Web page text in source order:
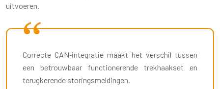
uitvoeren.
Correcte CAN‑integratie maakt het verschil tussen
een betrouwbaar functionerende trekhaakset en
terugkerende storingsmeldingen.